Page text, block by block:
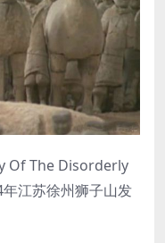
Of The Disorderly
江苏徐州狮子山发